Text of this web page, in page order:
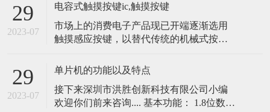
29
2023-07
电容式触摸按键ic,触摸按键
市场上的消费电子产品现已开端逐渐选用
触摸感应按键，以替代传统的机械式按
个以电容器为根底的开关。以传导性物体
（例如手指）触摸电容器可改动电容，此
改动会被內置于微控制器内的电路所侦
测。 电容式触摸感应按键的基本原理 电容
29
2023-07
单片机的功能以及特点
接下来深圳市洪胜创新科技有限公司小编
欢迎你们前来咨询.... 基本功能： 1.8位数据